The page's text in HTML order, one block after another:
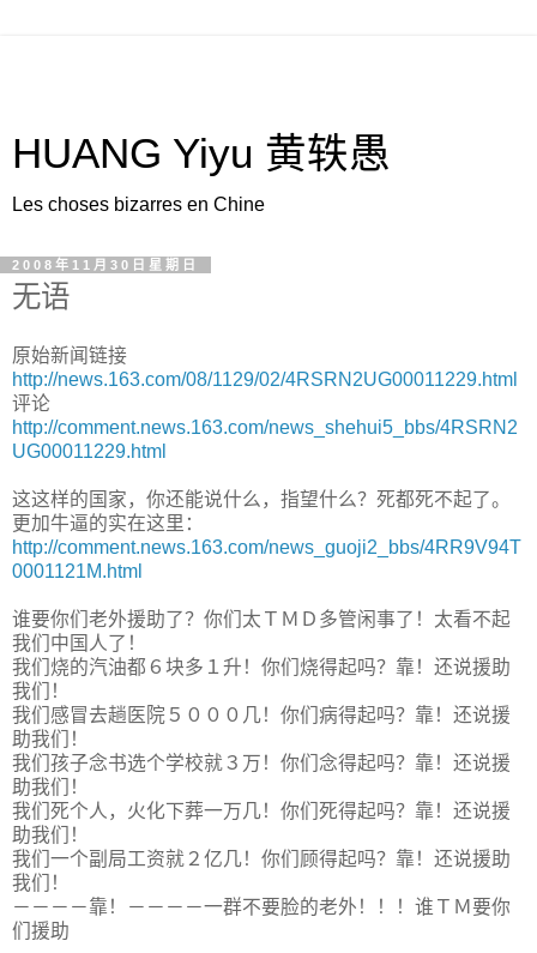
HUANG Yiyu 黄轶愚
Les choses bizarres en Chine
2008年11月30日星期日
无语
原始新闻链接
http://news.163.com/08/1129/02/4RSRN2UG00011229.html
评论
http://comment.news.163.com/news_shehui5_bbs/4RSRN2
UG00011229.html
这这样的国家，你还能说什么，指望什么？死都死不起了。
更加牛逼的实在这里：
http://comment.news.163.com/news_guoji2_bbs/4RR9V94T
0001121M.html
谁要你们老外援助了？你们太ＴＭＤ多管闲事了！太看不起
我们中国人了！
我们烧的汽油都６块多１升！你们烧得起吗？靠！还说援助
我们！
我们感冒去趟医院５０００几！你们病得起吗？靠！还说援
助我们！
我们孩子念书选个学校就３万！你们念得起吗？靠！还说援
助我们！
我们死个人，火化下葬一万几！你们死得起吗？靠！还说援
助我们！
我们一个副局工资就２亿几！你们顾得起吗？靠！还说援助
我们！
－－－－靠！－－－－一群不要脸的老外！！！谁ＴＭ要你
们援助